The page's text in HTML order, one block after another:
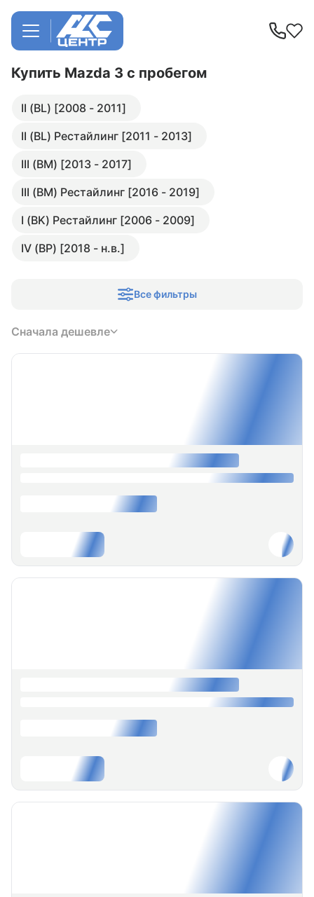
Купить Mazda 3 с пробегом
II (BL) [2008 - 2011]
II (BL) Рестайлинг [2011 - 2013]
III (BM) [2013 - 2017]
III (BM) Рестайлинг [2016 - 2019]
I (BK) Рестайлинг [2006 - 2009]
IV (BP) [2018 - н.в.]
Все фильтры
Сначала дешевле